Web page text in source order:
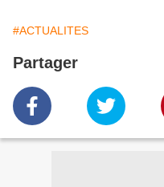
#ACTUALITES
Partager